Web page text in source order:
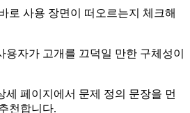
로 사용 장면이 떠오르는지 체크해
용자가 고개를 끄덕일 만한 구체성이
세 페이지에서 문제 정의 문장을 먼
천합니다.